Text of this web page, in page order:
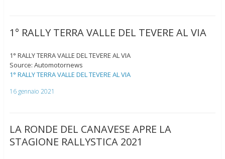
1° RALLY TERRA VALLE DEL TEVERE AL VIA
1° RALLY TERRA VALLE DEL TEVERE AL VIA
Source: Automotornews
1° RALLY TERRA VALLE DEL TEVERE AL VIA
16 gennaio 2021
LA RONDE DEL CANAVESE APRE LA
STAGIONE RALLYSTICA 2021